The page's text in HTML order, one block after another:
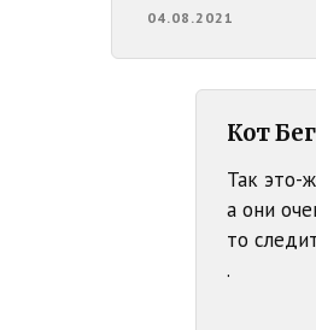
04.08.2021
Кот
Так это-
а они
то
.